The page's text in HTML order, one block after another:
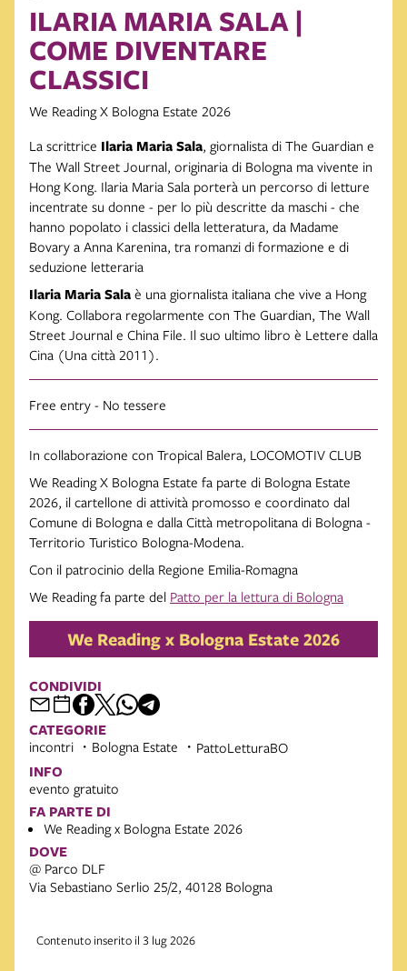
ILARIA MARIA SALA |
COME DIVENTARE
CLASSICI
We Reading X Bologna Estate 2026
La scrittrice Ilaria Maria Sala, giornalista di The Guardian e
The Wall Street Journal, originaria di Bologna ma vivente in
Hong Kong. Ilaria Maria Sala porterà un percorso di letture
incentrate su donne - per lo più descritte da maschi - che
hanno popolato i classici della letteratura, da Madame
Bovary a Anna Karenina, tra romanzi di formazione e di
seduzione letteraria
Ilaria Maria Sala è una giornalista italiana che vive a Hong
Kong. Collabora regolarmente con The Guardian, The Wall
Street Journal e China File. Il suo ultimo libro è Lettere dalla
Cina (Una città 2011).
Free entry - No tessere
In collaborazione con Tropical Balera, LOCOMOTIV CLUB
We Reading X Bologna Estate fa parte di Bologna Estate
2026, il cartellone di attività promosso e coordinato dal
Comune di Bologna e dalla Città metropolitana di Bologna -
Territorio Turistico Bologna-Modena.
Con il patrocinio della Regione Emilia-Romagna
We Reading fa parte del Patto per la lettura di Bologna
We Reading x Bologna Estate 2026
CONDIVIDI
CATEGORIE
incontri Bologna Estate PattoLetturaBO
INFO
evento gratuito
FA PARTE DI
We Reading x Bologna Estate 2026
DOVE
@ Parco DLF
Via Sebastiano Serlio 25/2, 40128 Bologna
Contenuto inserito il 3 lug 2026